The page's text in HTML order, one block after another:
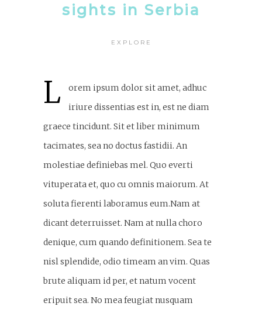
sights in Serbia
EXPLORE
L
orem ipsum dolor sit amet, adhuc
iriure dissentias est in, est ne diam
graece tincidunt. Sit et liber minimum
tacimates, sea no doctus fastidii. An
molestiae definiebas mel. Quo everti
vituperata et, quo cu omnis maiorum. At
soluta fierenti laboramus eum.Nam at
dicant deterruisset. Nam at nulla choro
denique, cum quando definitionem. Sea te
nisl splendide, odio timeam an vim. Quas
brute aliquam id per, et natum vocent
eripuit sea. No mea feugiat nusquam